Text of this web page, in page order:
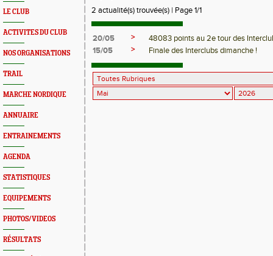
LE CLUB
ACTIVITES DU CLUB
NOS ORGANISATIONS
TRAIL
MARCHE NORDIQUE
ANNUAIRE
ENTRAINEMENTS
AGENDA
STATISTIQUES
EQUIPEMENTS
PHOTOS/VIDEOS
RÉSULTATS
2 actualité(s) trouvée(s) | Page 1/1
20/05 >
48083 points au 2e tour des
15/05
> Finale des Interclubs dimanche !